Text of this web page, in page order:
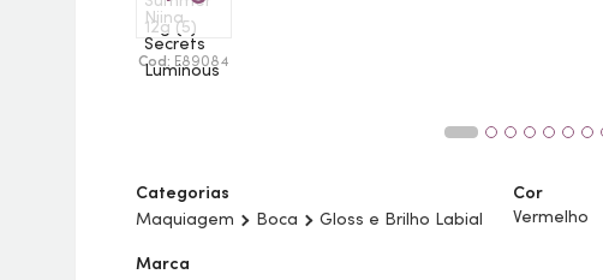
Cod: E89084
Categorias
Maquiagem
Boca Gloss e Brilho Labial
Cor
Vermelho
Marca